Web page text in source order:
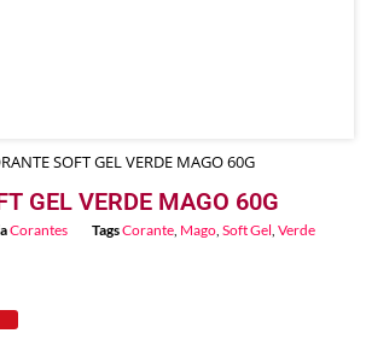
SOFT GEL VERDE MAGO 60G
GEL VERDE MAGO 60G
Corantes TagsCorante, Mago, Soft Gel, Verde